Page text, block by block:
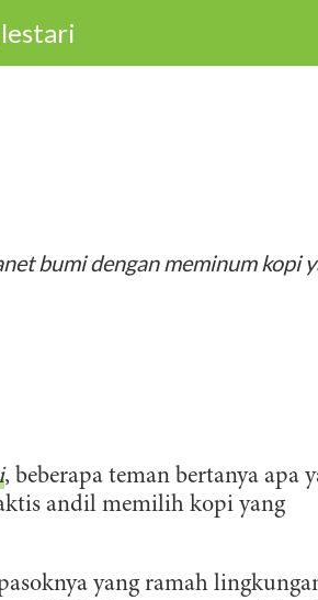
bumi dengan meminum kopi
, beberapa teman bertanya apa
andil memilih kopi yang
yang ramah